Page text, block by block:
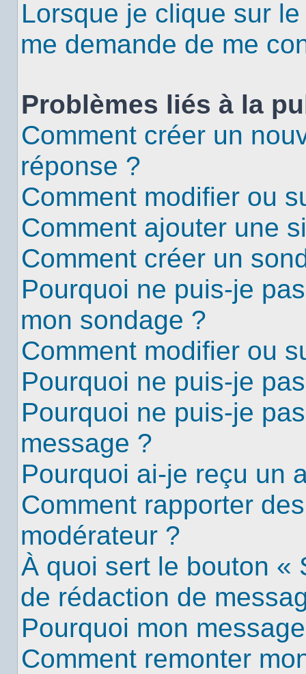
Lorsque je clique sur
me demande de me
Problèmes liés à la
Comment créer un
réponse ?
Comment modifier ou
Comment ajouter une
Comment créer un
Pourquoi ne puis-je
mon sondage ?
Comment modifier ou
Pourquoi ne puis-je
Pourquoi ne puis-je
message ?
Pourquoi ai-je reçu un
Comment rapporter
modérateur ?
À quoi sert le bouton «
de rédaction de
Pourquoi mon
Comment remonter